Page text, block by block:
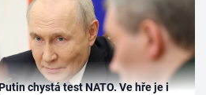
chystá test NATO. Ve hře je i